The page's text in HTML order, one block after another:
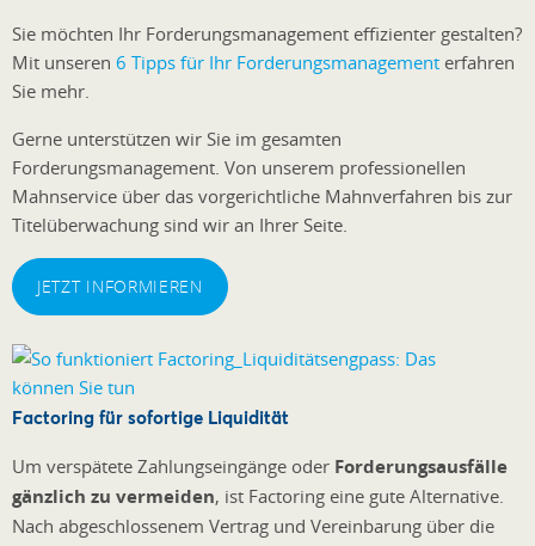
Sie möchten Ihr Forderungsmanagement effizienter gestalten?
Mit unseren 6 Tipps für Ihr Forderungsmanagement erfahren
Sie mehr.
Gerne unterstützen wir Sie im gesamten
Forderungsmanagement. Von unserem professionellen
Mahnservice über das vorgerichtliche Mahnverfahren bis zur
Titelüberwachung sind wir an Ihrer Seite.
JETZT INFORMIEREN
Factoring für sofortige Liquidität
Um verspätete Zahlungseingänge oder Forderungsausfälle
gänzlich zu vermeiden, ist Factoring eine gute Alternative.
Nach abgeschlossenem Vertrag und Vereinbarung über die